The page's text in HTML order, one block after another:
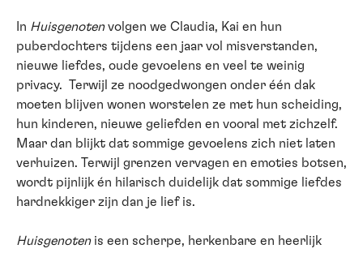
In Huisgenotenvolgen we Claudia, Kai en hun
puberdochters tijdens een jaar vol misverstanden,
nieuwe liefdes, oude gevoelens en veel te weinig
privacy. Terwijl ze noodgedwongen onder één dak
moeten blijven wonen worstelen ze met hun scheiding,
hun kinderen, nieuwe geliefden en vooral met zichzelf.
Maar dan blijkt dat sommige gevoelens zich niet laten
verhuizen. Terwijl grenzen vervagen en emoties botsen,
wordt pijnlijk én hilarisch duidelijk dat sommige liefdes
hardnekkiger zijn dan je lief is.
Huisgenotenis een scherpe, herkenbare en heerlijk